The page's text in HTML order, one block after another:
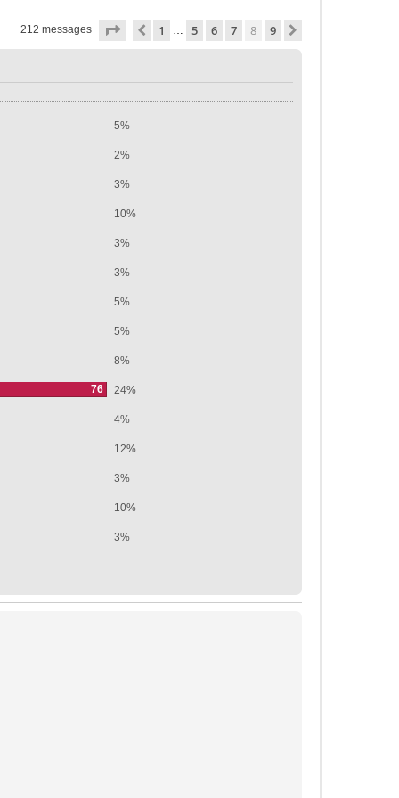
212 messages Page sur9
Précédente
1 … 5 6 7 8 9
5%
2%
3%
10%
3%
3%
5%
5%
8%
76 24%
4%
12%
3%
10%
3%